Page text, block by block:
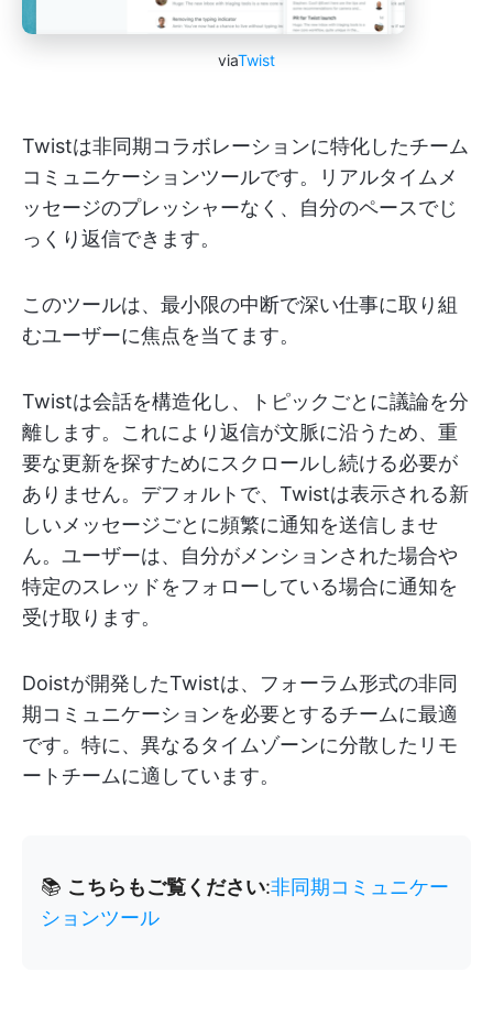
viaTwist
Twistは非同期コラボレーションに特化したチーム
コミュニケーションツールです。リアルタイムメ
ッセージのプレッシャーなく、自分のペースでじ
っくり返信できます。
このツールは、最小限の中断で深い仕事に取り組
むユーザーに焦点を当てます。
Twistは会話を構造化し、トピックごとに議論を分
離します。これにより返信が文脈に沿うため、重
要な更新を探すためにスクロールし続ける必要が
ありません。デフォルトで、Twistは表示される新
しいメッセージごとに頻繁に通知を送信しませ
ん。ユーザーは、自分がメンションされた場合や
特定のスレッドをフォローしている場合に通知を
受け取ります。
Doistが開発したTwistは、フォーラム形式の非同
期コミュニケーションを必要とするチームに最適
です。特に、異なるタイムゾーンに分散したリモ
ートチームに適しています。
📚 こちらもご覧ください:非同期コミュニケー
ションツール